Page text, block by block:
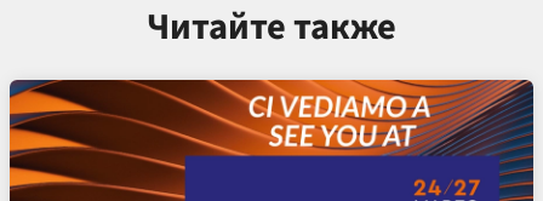
Читайте также